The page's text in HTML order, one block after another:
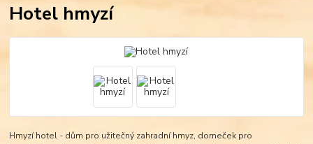
Hotel hmyzí
Hmyzí hotel - dům pro užitečný zahradní hmyz, domeček pro